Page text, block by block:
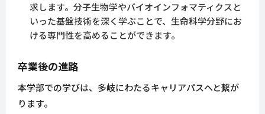
求します。分子生物学やバイオインフォマティクスと
いった基盤技術を深く学ぶことで、生命科学分野にお
ける専門性を高めることができます。
卒業後の進路
本学部での学びは、多岐にわたるキャリアパスへと繋が
ります。